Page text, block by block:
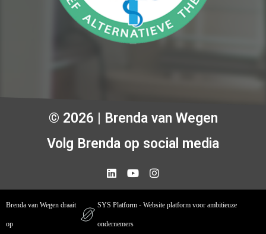
© 2026 | Brenda van Wegen
Volg Brenda op social media
Brenda van Wegen draait
op
SYS Platform - Website platform voor ambitieuze
ondernemers